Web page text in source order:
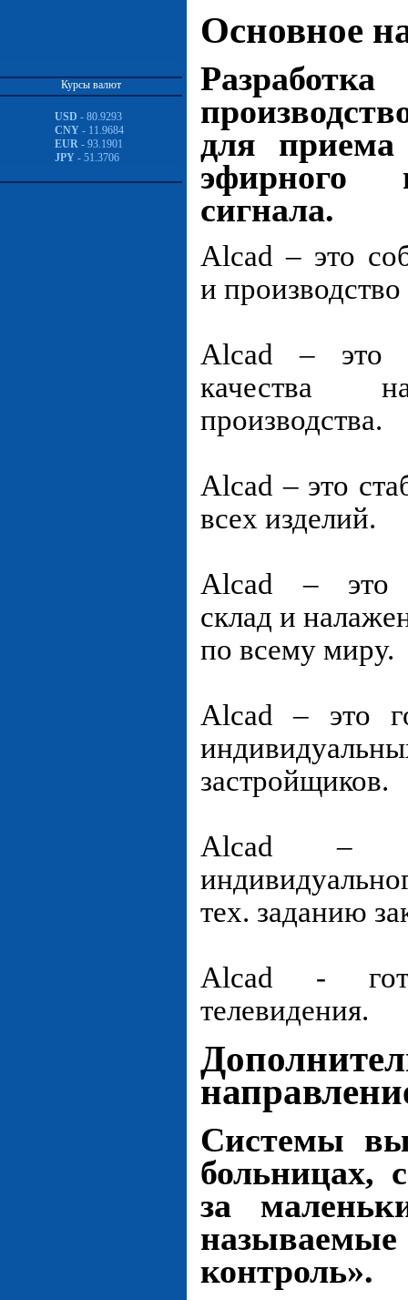
Курсы валют
USD - 80.9293
CNY - 11.9684
EUR - 93.1901
JPY - 51.3706
Основное
для приема
эфирного
сигнала.
Alcad – это
и
Alcad – это
качества
производства.
Alcad – это
всех изделий.
Alcad – это
склад и
по всему миру.
Alcad – это
застройщиков.
Alcad –
тех. заданию
Alcad -
телевидения.
Cистемы
больницах,
за
контроль».